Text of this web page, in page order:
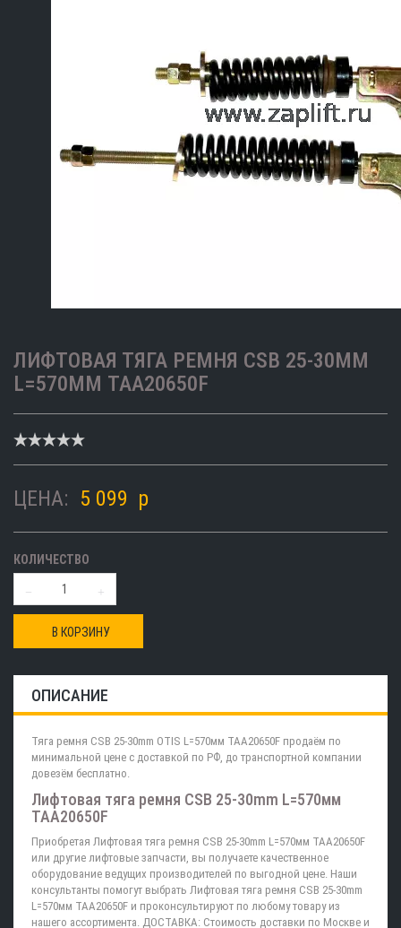
ЛИФТОВАЯ ТЯГА РЕМНЯ CSB 25-30MM
L=570ММ TAA20650F
ЦЕНА: 5 099 p
КОЛИЧЕСТВО
В КОРЗИНУ
ОПИСАНИЕ
Тяга ремня CSB 25-30mm OTIS L=570мм TAA20650F продаём по
минимальной цене с доставкой по РФ, до транспортной компании
довезём бесплатно.
Лифтовая тяга ремня CSB 25-30mm L=570мм
TAA20650F
Приобретая Лифтовая тяга ремня CSB 25-30mm L=570мм TAA20650F
или другие лифтовые запчасти, вы получаете качественное
оборудование ведущих производителей по выгодной цене. Наши
консультанты помогут выбрать Лифтовая тяга ремня CSB 25-30mm
L=570мм TAA20650F и проконсультируют по любому товару из
нашего ассортимента. ДОСТАВКА: Стоимость доставки по Москве и